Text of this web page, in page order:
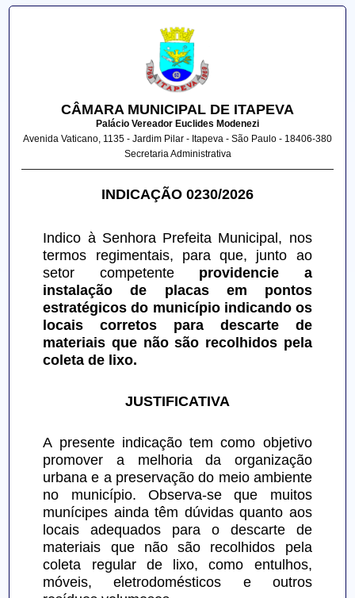
CÂMARA MUNICIPAL DE ITAPEVA
Palácio Vereador Euclides Modenezi
Avenida Vaticano, 1135 - Jardim Pilar - Itapeva - São Paulo - 18406-380
Secretaria Administrativa
INDICAÇÃO 0230/2026
Indico à Senhora Prefeita Municipal, nos
termos regimentais, para que, junto ao
setor competente providencie a
instalação de placas em pontos
estratégicos do município indicando os
locais corretos para descarte de
materiais que não são recolhidos pela
coleta de lixo.
JUSTIFICATIVA
A presente indicação tem como objetivo
promover a melhoria da organização
urbana e a preservação do meio ambiente
no município. Observa-se que muitos
munícipes ainda têm dúvidas quanto aos
locais adequados para o descarte de
materiais que não são recolhidos pela
coleta regular de lixo, como entulhos,
móveis, eletrodomésticos e outros